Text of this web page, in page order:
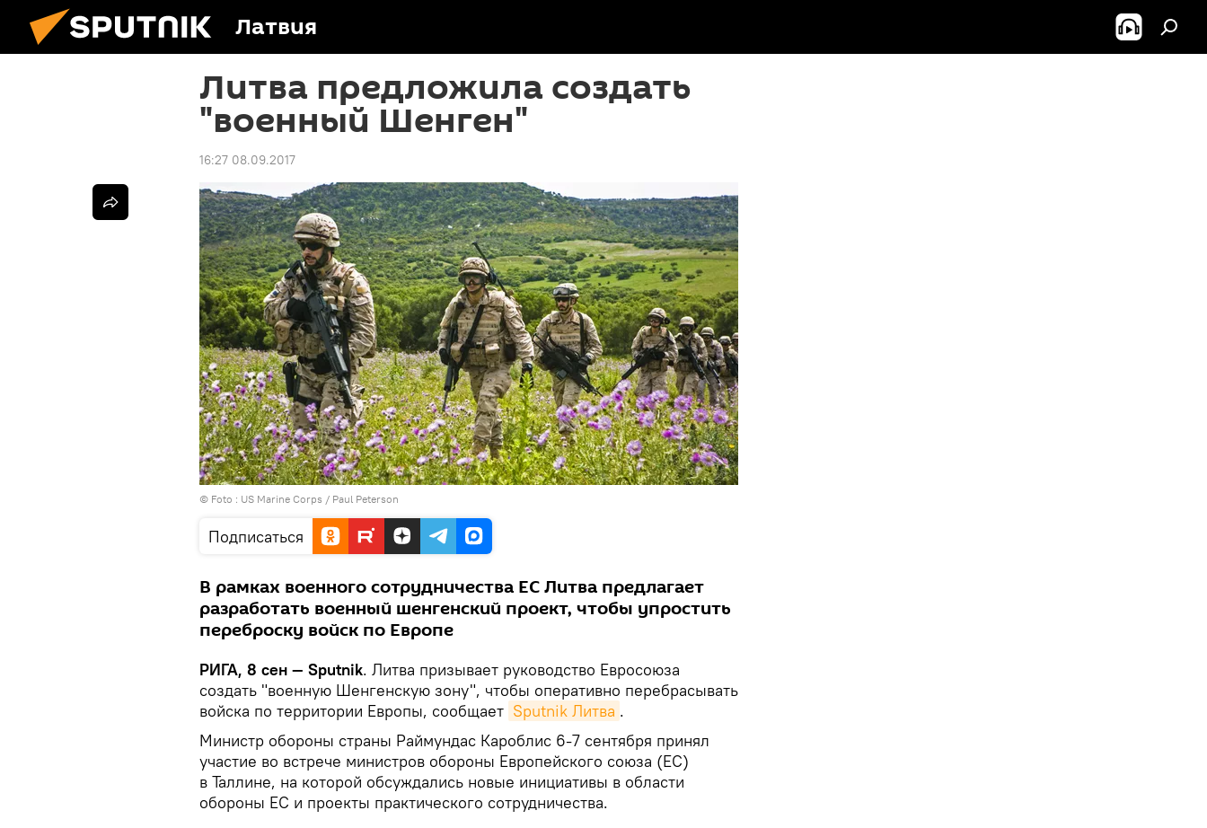
Латвия
Литва предложила создать
"военный Шенген"
16:27 08.09.2017
© Foto : US Marine Corps / Paul Peterson
Подписаться
В рамках военного сотрудничества ЕС Литва предлагает
разработать военный шенгенский проект, чтобы упростить
переброску войск по Европе
РИГА, 8 сен — Sputnik. Литва призывает руководство Евросоюза
создать "военную Шенгенскую зону", чтобы оперативно перебрасывать
войска по территории Европы, сообщает Sputnik Литва .
Министр обороны страны Раймундас Кароблис 6-7 сентября принял
участие во встрече министров обороны Европейского союза (ЕС)
в Таллине, на которой обсуждались новые инициативы в области
обороны ЕС и проекты практического сотрудничества.